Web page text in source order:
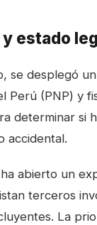
estado
se desplegó
Perú (PNP) y
determinar si
accidental.
abierto un
terceros
La